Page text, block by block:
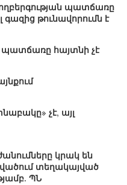
պատճառը
թունավորումն է
հայտնի չէ
չէ, այլ
կրակ են
տեղակայված
ՊՆ